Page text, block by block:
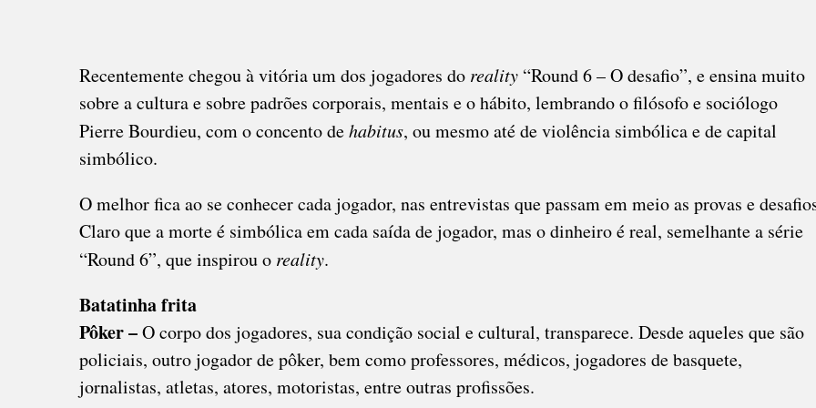
Recentemente chegou à vitória um dos jogadores do reality “Round 6 – O desafio”, e ensina muito
sobre a cultura e sobre padrões corporais, mentais e o hábito, lembrando o filósofo e sociólogo
Pierre Bourdieu, com o concento dehabitus, ou mesmo até de violência simbólica e de capital
simbólico.
O melhor fica ao se conhecer cada jogador, nas entrevistas que passam em meio as provas e
Claro que a morte é simbólica em cada saída de jogador, mas o dinheiro é real, semelhante a série
“Round 6”, que inspirou o reality.
Batatinha frita
Pôker –O corpo dos jogadores, sua condição social e cultural, transparece. Desde aqueles que são
policiais, outro jogador de pôker, bem como professores, médicos, jogadores de basquete,
jornalistas, atletas, atores, motoristas, entre outras profissões.